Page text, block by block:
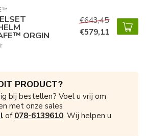
ORGIN
€643,45
€579,11
PRODUCT?
bij bestellen? Voel u vrij om
met onze sales
of 078-6139610. Wij helpen u